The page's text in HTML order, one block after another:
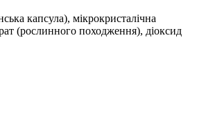
капсула), мікрокристалічна
(рослинного походження), діоксид